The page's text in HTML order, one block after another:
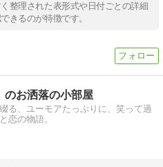
整理された表形式や日付ごとの詳細
きるのが特徴です。
お洒落の小部屋
る、ユーモアたっぷりに、笑って過
恋の物語。